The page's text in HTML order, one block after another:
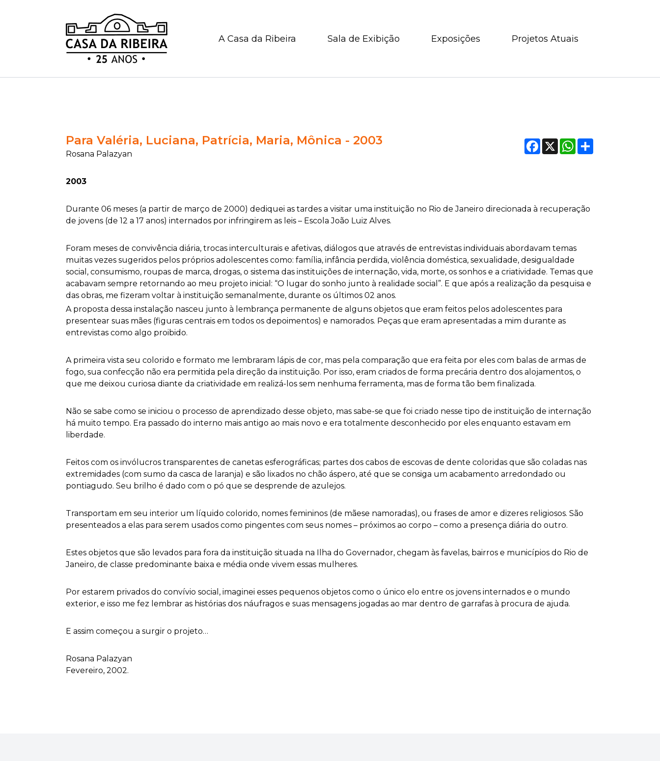
A Casa da Ribeira Sala de Exibição Exposições Projetos Atuais
Para Valéria, Luciana, Patrícia, Maria, Mônica - 2003
Rosana Palazyan
Facebook
X WhatsAppCompartilhar
2003
Durante 06 meses (a partir de março de 2000) dediquei as tardes a visitar uma instituição no Rio de Janeiro direcionada à recuperação
de jovens (de 12 a 17 anos) internados por infringirem as leis – Escola João Luiz Alves.
Foram meses de convivência diária, trocas interculturais e afetivas, diálogos que através de entrevistas individuais abordavam temas
muitas vezes sugeridos pelos próprios adolescentes como: família, infância perdida, violência doméstica, sexualidade, desigualdade
social, consumismo, roupas de marca, drogas, o sistema das instituições de internação, vida, morte, os sonhos e a criatividade. Temas que
acabavam sempre retornando ao meu projeto inicial: “O lugar do sonho junto à realidade social”. E que após a realização da pesquisa e
das obras, me fizeram voltar à instituição semanalmente, durante os últimos 02 anos.
A proposta dessa instalação nasceu junto à lembrança permanente de alguns objetos que eram feitos pelos adolescentes para
presentear suas mães (figuras centrais em todos os depoimentos) e namorados. Peças que eram apresentadas a mim durante as
entrevistas como algo proibido.
A primeira vista seu colorido e formato me lembraram lápis de cor, mas pela comparação que era feita por eles com balas de armas de
fogo, sua confecção não era permitida pela direção da instituição. Por isso, eram criados de forma precária dentro dos alojamentos, o
que me deixou curiosa diante da criatividade em realizá-los sem nenhuma ferramenta, mas de forma tão bem finalizada.
Não se sabe como se iniciou o processo de aprendizado desse objeto, mas sabe-se que foi criado nesse tipo de instituição de internação
há muito tempo. Era passado do interno mais antigo ao mais novo e era totalmente desconhecido por eles enquanto estavam em
liberdade.
Feitos com os invólucros transparentes de canetas esferográficas; partes dos cabos de escovas de dente coloridas que são coladas nas
extremidades (com sumo da casca de laranja) e são lixados no chão áspero, até que se consiga um acabamento arredondado ou
pontiagudo. Seu brilho é dado com o pó que se desprende de azulejos.
Transportam em seu interior um líquido colorido, nomes femininos (de mãese namoradas), ou frases de amor e dizeres religiosos. São
presenteados a elas para serem usados como pingentes com seus nomes – próximos ao corpo – como a presença diária do outro.
Estes objetos que são levados para fora da instituição situada na Ilha do Governador, chegam às favelas, bairros e municípios do Rio de
Janeiro, de classe predominante baixa e média onde vivem essas mulheres.
Por estarem privados do convívio social, imaginei esses pequenos objetos como o único elo entre os jovens internados e o mundo
exterior, e isso me fez lembrar as histórias dos náufragos e suas mensagens jogadas ao mar dentro de garrafas à procura de ajuda.
E assim começou a surgir o projeto…
Rosana Palazyan
Fevereiro, 2002.